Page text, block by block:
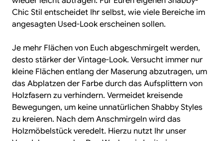
Chic Stil entscheidet Ihr selbst, wie viele Bereiche im
angesagten Used-Look erscheinen sollen.
Je mehr Flächen von Euch abgeschmirgelt werden,
desto stärker der Vintage-Look. Versucht immer nur
kleine Flächen entlang der Maserung abzutragen, um
das Abplatzen der Farbe durch das Aufsplittern von
Holzfasern zu verhindern. Vermeidet kreisende
Bewegungen, um keine unnatürlichen Shabby Styles
zu kreieren. Nach dem Anschmirgeln wird das
Holzmöbelstück veredelt. Hierzu nutzt Ihr unser